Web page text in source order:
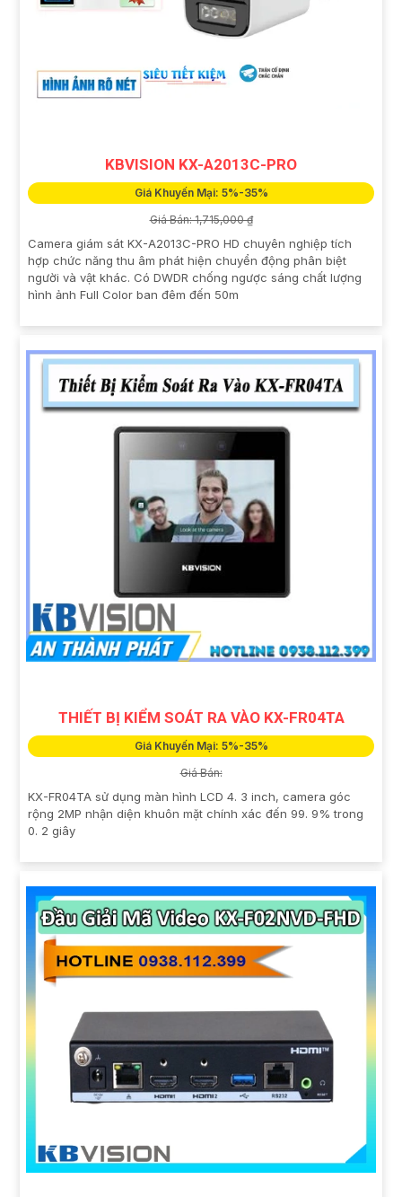
KBVISION KX-A2013C-PRO
Giá Khuyến Mại: 5%-35%
Giá Bán: 1,715,000 ₫
Camera giám sát KX-A2013C-PRO HD chuyên nghiệp tích
hợp chức năng thu âm phát hiện chuyển động phân biệt
người và vật khác. Có DWDR chống ngược sáng chất lượng
hình ảnh Full Color ban đêm đến 50m
THIẾT BỊ KIỂM SOÁT RA VÀO KX-FR04TA
Giá Khuyến Mại: 5%-35%
Giá Bán:
KX-FR04TA sử dụng màn hình LCD 4. 3 inch, camera góc
rộng 2MP nhận diện khuôn mặt chính xác đến 99. 9% trong
0. 2 giây